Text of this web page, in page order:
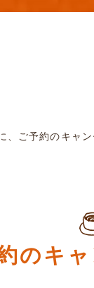
、ご予約のキャ
のキ